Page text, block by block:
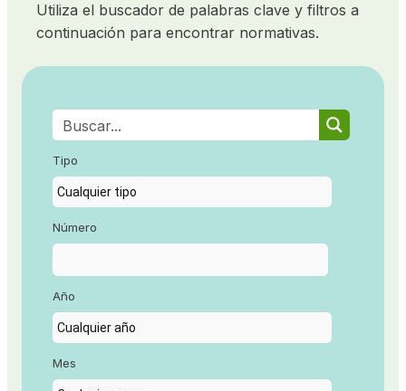
Utiliza el buscador de palabras clave y filtros a
continuación para encontrar normativas.
Tipo
Número
Año
Mes